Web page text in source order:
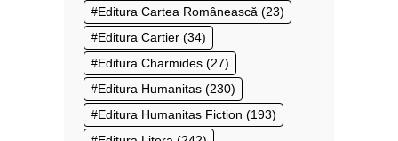
Editura Cartea Românească (23)
Editura Cartier (34)
Editura Charmides (27)
Editura Humanitas (230)
Editura Humanitas Fiction (193)